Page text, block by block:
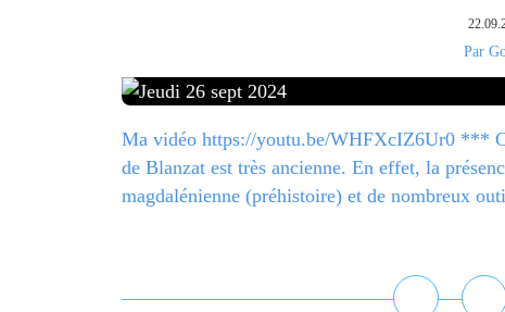
Par
Ma vidéo https://youtu.be/WHFXcIZ6Ur0 ***
de Blanzat est très ancienne. En effet, la
magdalénienne (préhistoire) et de nombreux